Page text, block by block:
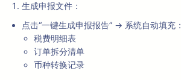
生成申报文件：
点击“一键生成申报报告” → 系统自动填充：
税费明细表
订单拆分清单
币种转换记录